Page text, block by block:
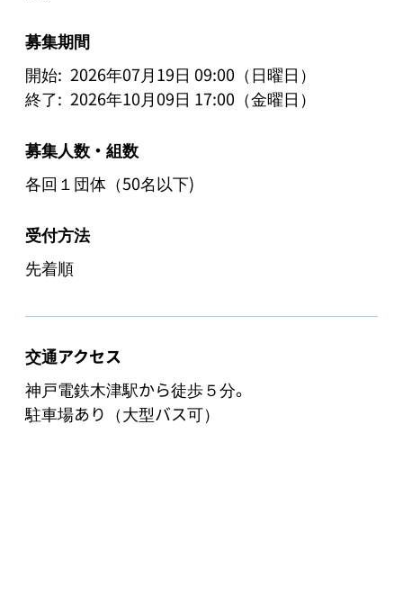
募集期間
開始: 2026年07月19日 09:00（日曜日）
終了: 2026年10月09日 17:00（金曜日）
募集人数・組数
各回１団体（50名以下)
受付方法
先着順
交通アクセス
神戸電鉄木津駅から徒歩５分。
駐車場あり（大型バス可）